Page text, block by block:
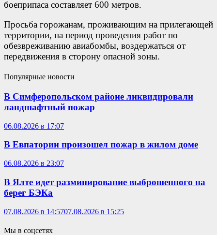
боеприпаса составляет 600 метров.
Просьба горожанам, проживающим на прилегающей
территории, на период проведения работ по
обезвреживанию авиабомбы, воздержаться от
передвижения в сторону опасной зоны.
Популярные новости
В Симферопольском районе ликвидировали
ландшафтный пожар
06.08.2026 в 17:07
В Евпатории произошел пожар в жилом доме
06.08.2026 в 23:07
В Ялте идет разминирование выброшенного на
берег БЭКа
07.08.2026 в 14:5707.08.2026 в 15:25
Мы в соцсетях